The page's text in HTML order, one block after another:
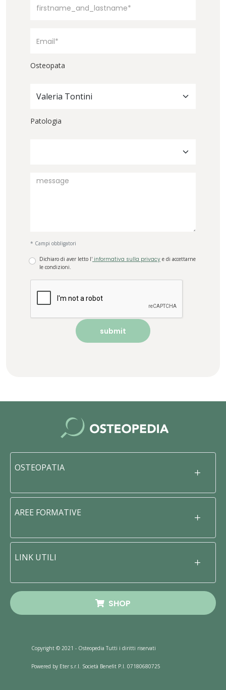
Osteopata
Valeria Tontini
Patologia
* Campi obbligatori
Dichiaro di aver letto l' informativa sulla privacy e di accettarne
le condizioni.
OSTEOPATIA
AREE FORMATIVE
LINK UTILI
SHOP
Copyright © 2021 - Osteopedia Tutti i diritti riservati
Powered by Eter s.r.l. Società Benefit P.I. 07180680725